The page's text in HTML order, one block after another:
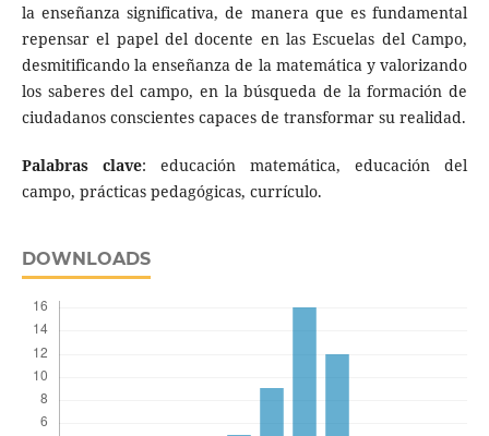
la enseñanza significativa, de manera que es fundamental
repensar el papel del docente en las Escuelas del Campo,
desmitificando la enseñanza de la matemática y valorizando
los saberes del campo, en la búsqueda de la formación de
ciudadanos conscientes capaces de transformar su realidad.
Palabras clave: educación matemática, educación del
campo, prácticas pedagógicas, currículo.
DOWNLOADS